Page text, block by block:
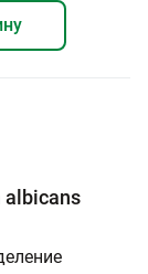
albicans